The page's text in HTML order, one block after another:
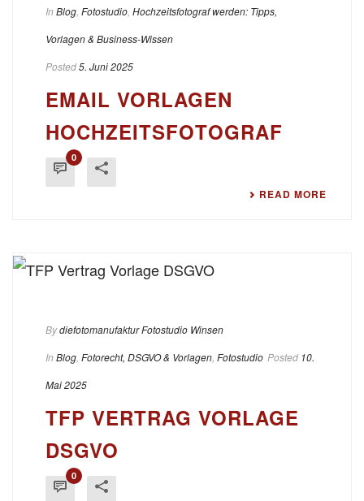
In Blog Fotostudio Hochzeitsfotograf werden: Tipps,
Vorlagen & Business-Wissen
Posted5. Juni 2025
EMAIL VORLAGEN
HOCHZEITSFOTOGRAF
0
READ MORE
Bydiefotomanufaktur Fotostudio Winsen
In Blog Fotorecht, DSGVO & Vorlagen Fotostudio Posted 10.
Mai 2025
TFP VERTRAG VORLAGE
DSGVO
0